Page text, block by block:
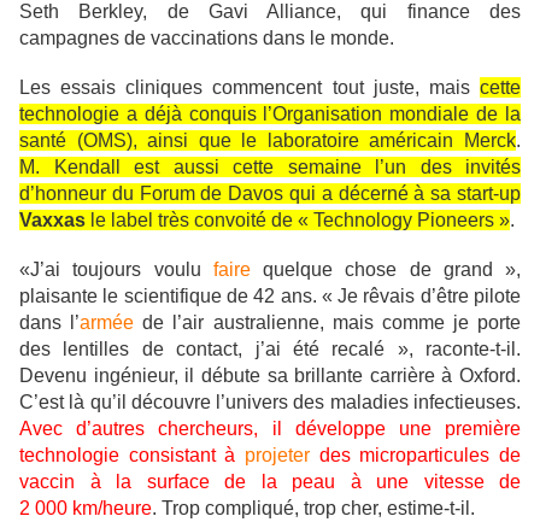
Seth Berkley, de Gavi Alliance, qui finance des
campagnes de vaccinations dans le monde.
Les essais cliniques commencent tout juste, mais cette
technologie a déjà conquis l’Organisation mondiale de la
santé (OMS), ainsi que le laboratoire américain Merck.
M. Kendall est aussi cette semaine l’un des invités
d’honneur du Forum de Davos qui a décerné à sa start-up
Vaxxas le label très convoité de « Technology Pioneers ».
«J’ai toujours voulu fairequelque chose de grand »,
plaisante le scientifique de 42 ans. « Je rêvais d’être pilote
dans l’armée de l’air australienne, mais comme je porte
des lentilles de contact, j’ai été recalé », raconte-t-il.
Devenu ingénieur, il débute sa brillante carrière à Oxford.
C’est là qu’il découvre l’univers des maladies infectieuses.
Avec d’autres chercheurs, il développe une première
technologie consistant à projeter des microparticules de
vaccin à la surface de la peau à une vitesse de
2 000 km/heure. Trop compliqué, trop cher, estime-t-il.